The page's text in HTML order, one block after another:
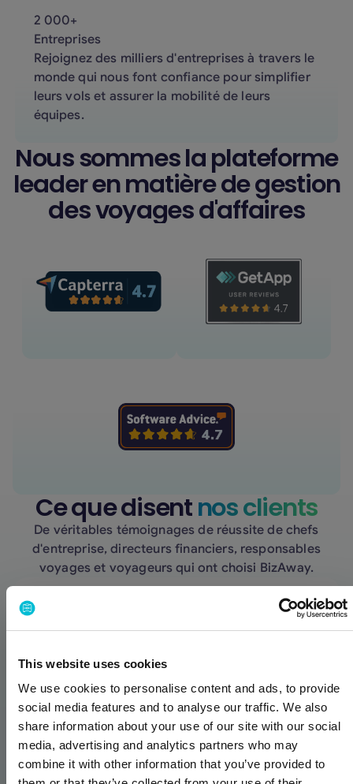
This website uses cookies
We use cookies to personalise content and ads, to provide
social media features and to analyse our traffic. We also
share information about your use of our site with our social
media, advertising and analytics partners who may
combine it with other information that you’ve provided to
2 000+
Entreprises
Rejoignez des milliers d'entreprises à travers le
monde qui nous font confiance pour simplifier
leurs vols et assurer la mobilité de leurs
équipes.
Nous sommes la plateforme
leader en matière de gestion
des voyages d'affaires
Ce que disentnos clients
De véritables témoignages de réussite de chefs
d'entreprise, directeurs financiers, responsables
voyages et voyageurs qui ont choisi BizAway.
« Derrière le chat, il n'y a pas de chatbot : il y
résout le problème en 3 à 4 minutes. »